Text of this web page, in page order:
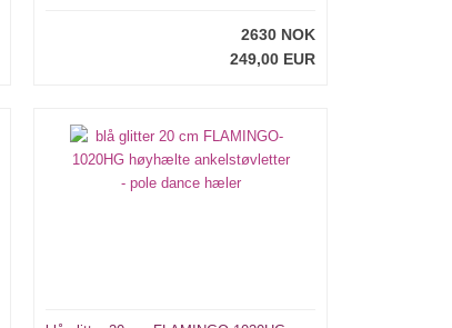
2630 NOK
249,00 EUR